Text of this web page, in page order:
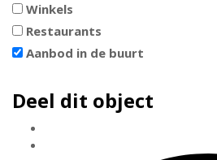
Winkels
Restaurants
Aanbod in de buurt
Deel dit object